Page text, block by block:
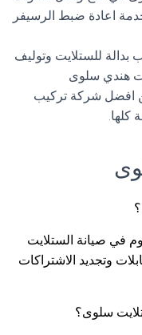
اعادة ضبط الرسيفر
بدالة للستلايت وتوليف
هندي سلوى
افضل شركة تركيب
كلها.
في صيانة الستلايت
وتجديد الاشتراكات
سلوى؟